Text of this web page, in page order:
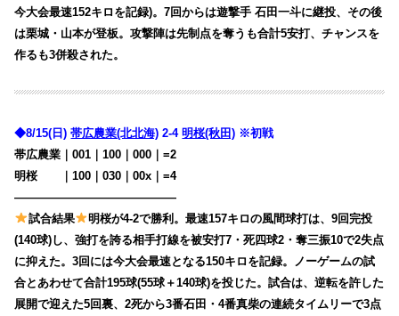
今大会最速152キロを記録)。7回からは遊撃手 石田一斗に継投、その後
は栗城・山本が登板。攻撃陣は先制点を奪うも合計5安打、チャンスを
作るも3併殺された。
◆8/15(日)帯広農業(北北海) 2-4 明桜(秋田) ※初戦
帯広農業｜001｜100｜000｜=2
明桜・・
｜100｜030｜00x｜=4
——————————————
試合結果
明桜が4-2で勝利。最速157キロの風間球打は、9回完投
(140球)し、強打を誇る相手打線を被安打7・死四球2・奪三振10で2失点
に抑えた。3回には今大会最速となる150キロを記録。ノーゲームの試
合とあわせて合計195球(55球＋140球)を投じた。試合は、逆転を許した
展開で迎えた5回裏、2死から3番石田・4番真柴の連続タイムリーで3点